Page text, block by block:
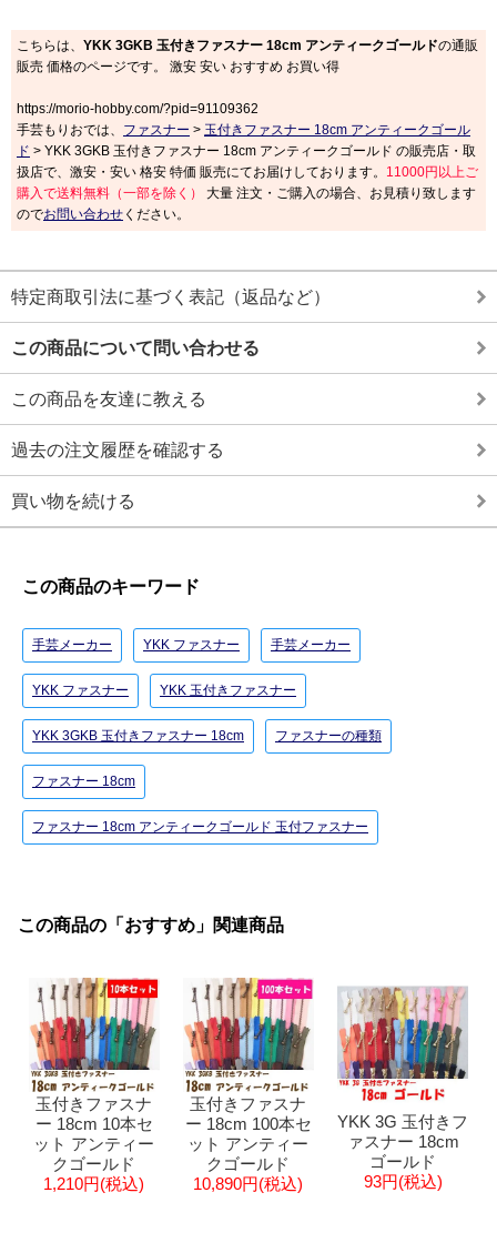
こちらは、 YKK 3GKB 玉付きファスナー 18cm アンティークゴールドの通販
販売 価格のページです。 激安 安い おすすめ お買い得
https://morio-hobby.com/?pid=91109362
手芸もりおでは、 ファスナー > 玉付きファスナー 18cm アンティークゴール
ド > YKK 3GKB 玉付きファスナー 18cm アンティークゴールド の販売店・取
扱店で、激安・安い 格安 特価 販売にてお届けしております。 11000円以上ご
購入で送料無料（一部を除く）
大量 注文・ご購入の場合、お見積り致します
のでお問い合わせ ください。
特定商取引法に基づく表記（返品など）
この商品について問い合わせる
この商品を友達に教える
過去の注文履歴を確認する
買い物を続ける
この商品のキーワード
手芸メーカー YKK ファスナー 手芸メーカー
YKK ファスナー YKK 玉付きファスナー
YKK 3GKB 玉付きファスナー 18cm ファスナーの種類
ファスナー 18cm
ファスナー 18cm アンティークゴールド 玉付ファスナー
この商品の「おすすめ」関連商品
玉付きファスナ
ー 18cm 10本セ
ット アンティー
クゴールド
1,210円(税込)
玉付きファスナ
ー 18cm 100本セ
ット アンティー
クゴールド
10,890円(税込)
YKK 3G 玉付きフ
ァスナー 18cm
ゴールド
93円(税込)